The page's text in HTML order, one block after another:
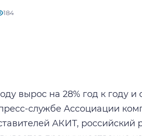
184
вырос на 28% год к году и
службе Ассоциации
АКИТ, российский